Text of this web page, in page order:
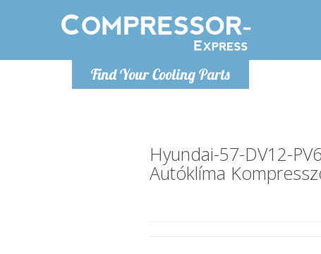
Find Your Cooling Parts
Hyundai-57-DV12-PV6
Autóklíma